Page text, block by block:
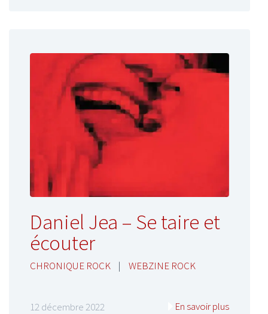
Daniel Jea – Se taire et
écouter
CHRONIQUE ROCK | WEBZINE ROCK
12 décembre 2022 En savoir plus